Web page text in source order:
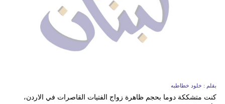
بقلم : خلود خطاطبه
كنت متشككة دوما بحجم ظاهرة زواج الفتيات القاصرات في الاردن،